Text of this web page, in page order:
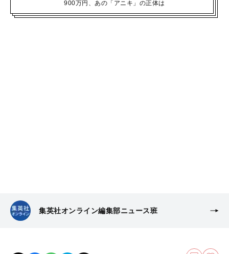
900万円、あの「アニキ」の正体は
集英社オンライン編集部ニュース班